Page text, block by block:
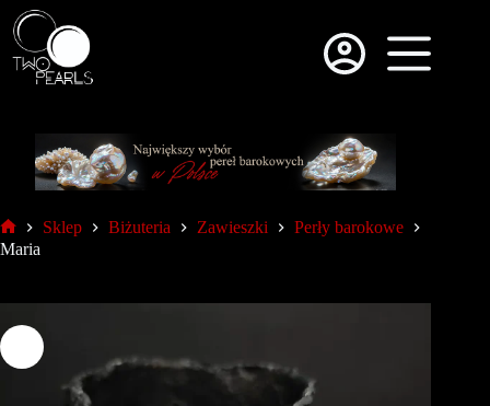
Sklep Biżuteria Zawieszki
Perły barokowe
Maria